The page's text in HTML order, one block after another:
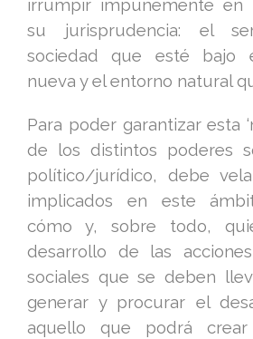
irrumpir impunemente en
su jurisprudencia: el
sociedad que esté bajo
nueva y el entorno natural
Para poder garantizar esta
de los distintos poderes
político/jurídico, debe
implicados en este
cómo y, sobre todo,
desarrollo de las
sociales que se deben
generar y procurar el
aquello que podrá